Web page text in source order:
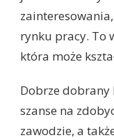
rynku pracy. To
która może
Dobrze dobrany
szanse na
zawodzie, a